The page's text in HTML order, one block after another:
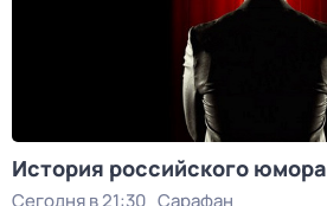
История российского юмора
Сегодня в 21:30 Сарафан